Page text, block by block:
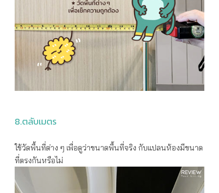
8.ตลับเมตร
ใช้วัดพื้นที่ต่าง ๆ เพื่อดูว่าขนาดพื้นที่จริง กับแปลนห้องมีขนาด
ที่ตรงกันหรือไม่